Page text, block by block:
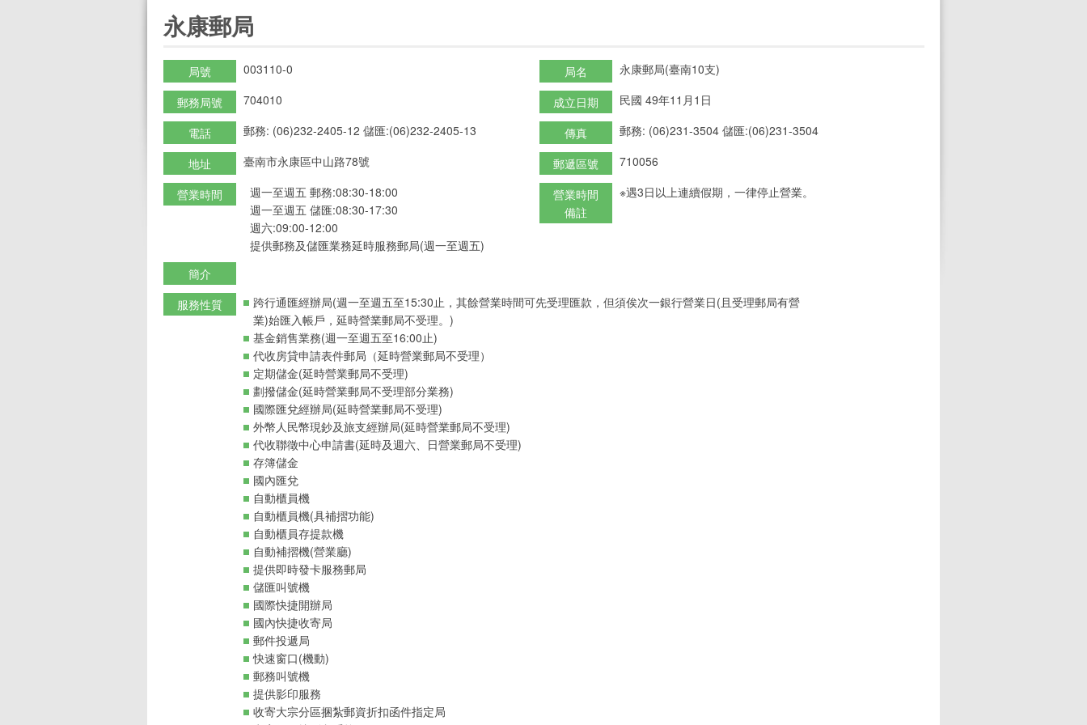
永康郵局
局號 003110-0 局名 永康郵局(臺南10支)
郵務局號 704010 成立日期 民國 49年11月1日
電話 郵務: (06)232-2405-12 儲匯:(06)232-2405-13 傳真 郵務: (06)231-3504 儲匯:(06)231-3504
地址 臺南市永康區中山路78號 郵遞區號 710056
營業時間
週一至週五 郵務:08:30-18:00
週一至週五 儲匯:08:30-17:30
週六:09:00-12:00
提供郵務及儲匯業務延時服務郵局(週一至週五)
營業時間
備註
※遇3日以上連續假期，一律停止營業。
簡介
服務性質
跨行通匯經辦局(週一至週五至15:30止，其餘營業時間可先受理匯款，但須俟次一銀行營業日(且受理郵局有營
業)始匯入帳戶，延時營業郵局不受理。)
基金銷售業務(週一至週五至16:00止)
代收房貸申請表件郵局（延時營業郵局不受理）
定期儲金(延時營業郵局不受理)
劃撥儲金(延時營業郵局不受理部分業務)
國際匯兌經辦局(延時營業郵局不受理)
外幣人民幣現鈔及旅支經辦局(延時營業郵局不受理)
代收聯徵中心申請書(延時及週六、日營業郵局不受理)
存簿儲金
國內匯兌
自動櫃員機
自動櫃員機(具補摺功能)
自動櫃員存提款機
自動補摺機(營業廳)
提供即時發卡服務郵局
儲匯叫號機
國際快捷開辦局
國內快捷收寄局
郵件投遞局
快速窗口(機動)
郵務叫號機
提供影印服務
收寄大宗分區捆紮郵資折扣函件指定局